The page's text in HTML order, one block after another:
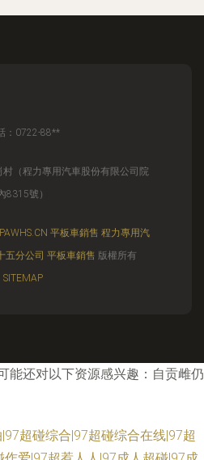
：0722-88**
（程力專用汽車股份有限公司院
8315號）
平板車銷售 程力專用汽
五分公司 平板車銷售 版權所有
SITEMAP
能还对以下资源感兴趣：自贡雌仍
超碰综合|97超碰综合在线|97超